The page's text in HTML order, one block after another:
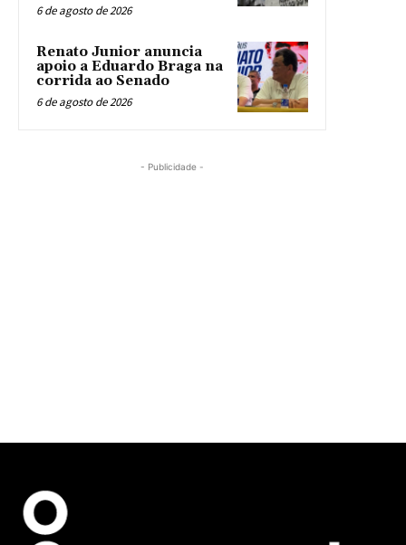
6 de agosto de 2026
Renato Junior anuncia
apoio a Eduardo Braga na
corrida ao Senado
6 de agosto de 2026
- Publicidade -